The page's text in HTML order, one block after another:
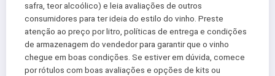
safra, teor alcoólico) e leia avaliações de outros
consumidores para ter ideia do estilo do vinho. Preste
atenção ao preço por litro, políticas de entrega e condições
de armazenagem do vendedor para garantir que o vinho
chegue em boas condições. Se estiver em dúvida, comece
por rótulos com boas avaliações e opções de kits ou